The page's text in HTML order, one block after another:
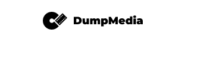
튠솔로 Spotify Music Converter